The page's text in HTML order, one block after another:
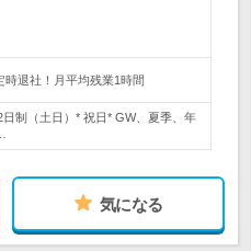
退社！月平均残業1時間
制（土日）* 祝日* GW、夏季、年
気になる